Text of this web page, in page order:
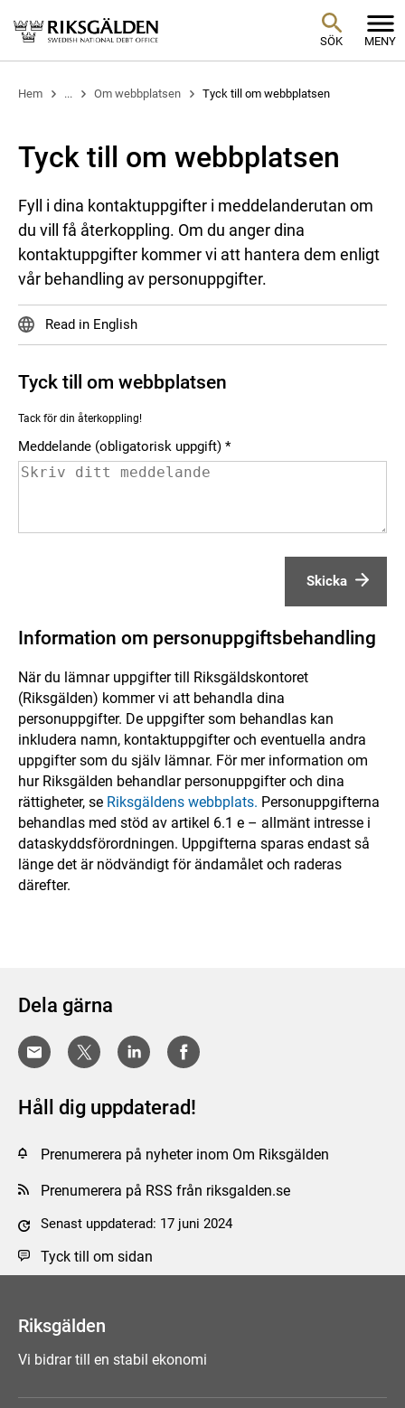
SÖK MENY
Hem ... Om webbplatsen Tyck till om webbplatsen
Tyck till om webbplatsen
Fyll i dina kontaktuppgifter i meddelanderutan om
du vill få återkoppling. Om du anger dina
kontaktuppgifter kommer vi att hantera dem enligt
vår behandling av personuppgifter.
Read in English
Tyck till om webbplatsen
Tack för din återkoppling!
Meddelande (obligatorisk uppgift)
Skicka
Information om personuppgiftsbehandling
När du lämnar uppgifter till Riksgäldskontoret
(Riksgälden) kommer vi att behandla dina
personuppgifter. De uppgifter som behandlas kan
inkludera namn, kontaktuppgifter och eventuella andra
uppgifter som du själv lämnar. För mer information om
hur Riksgälden behandlar personuppgifter och dina
rättigheter, se Riksgäldens webbplats. Personuppgifterna
behandlas med stöd av artikel 6.1 e – allmänt intresse i
dataskyddsförordningen. Uppgifterna sparas endast så
länge det är nödvändigt för ändamålet och raderas
därefter.
Dela gärna
Håll dig uppdaterad!
Prenumerera på nyheter inom Om Riksgälden
Prenumerera på RSS från riksgalden.se
Senast uppdaterad: 17 juni 2024
Tyck till om sidan
Riksgälden
Vi bidrar till en stabil ekonomi